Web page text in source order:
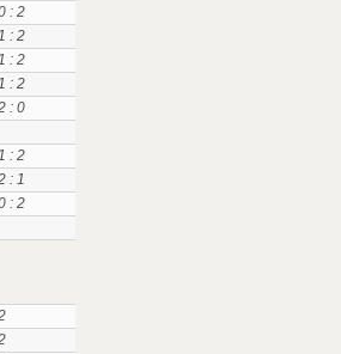
: 2
: 2
: 2
: 2
: 0
: 2
: 1
: 2